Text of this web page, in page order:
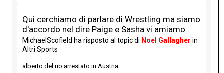
Qui cerchiamo di parlare di Wrestling ma siamo
d'accordo nel dire Paige e Sasha vi amiamo
MichaelScofield ha risposto al topic di Noel Gallagher in
Altri Sports
alberto del rio arrestato in Austria